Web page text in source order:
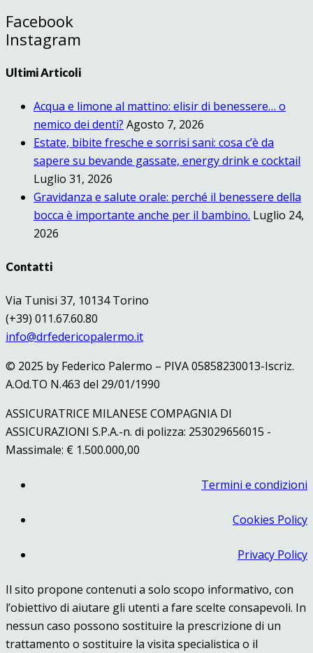
Facebook
Instagram
Ultimi Articoli
Acqua e limone al mattino: elisir di benessere… o
nemico dei denti? Agosto 7, 2026
Estate, bibite fresche e sorrisi sani: cosa c’è da
sapere su bevande gassate, energy drink e cocktail
Luglio 31, 2026
Gravidanza e salute orale: perché il benessere della
bocca è importante anche per il bambino. Luglio 24,
2026
Contatti
Via Tunisi 37, 10134 Torino
(+39) 011.67.60.80
info@drfedericopalermo.it
© 2025 by Federico Palermo – PIVA 05858230013-Iscriz.
A.Od.TO N.463 del 29/01/1990
ASSICURATRICE MILANESE COMPAGNIA DI
ASSICURAZIONI S.P.A.-n. di polizza: 253029656015 -
Massimale: € 1.500.000,00
Termini e condizioni
Cookies Policy
Privacy Policy
Il sito propone contenuti a solo scopo informativo, con
l’obiettivo di aiutare gli utenti a fare scelte consapevoli. In
nessun caso possono sostituire la prescrizione di un
trattamento o sostituire la visita specialistica o il